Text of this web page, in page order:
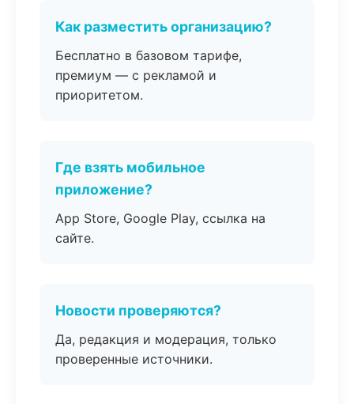
Как разместить организацию?
Бесплатно в базовом тарифе,
премиум — с рекламой и
приоритетом.
Где взять мобильное
приложение?
App Store, Google Play, ссылка на
сайте.
Новости проверяются?
Да, редакция и модерация, только
проверенные источники.